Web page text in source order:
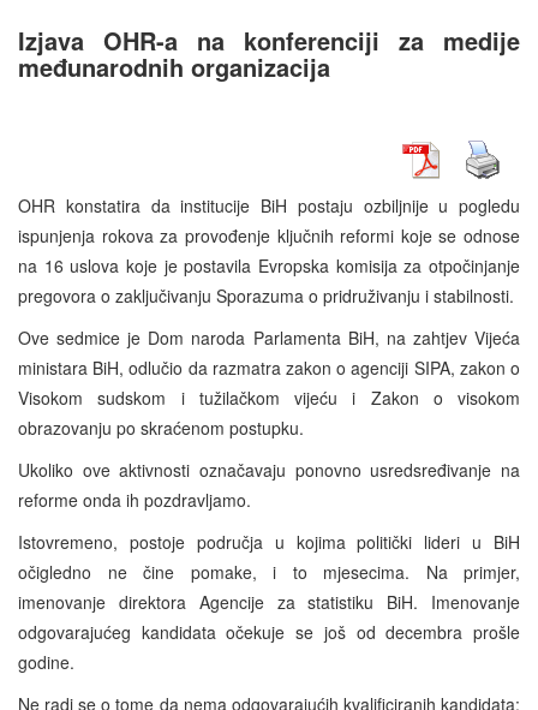
Izjava OHR-a na konferenciji za medije
međunarodnih organizacija
OHR konstatira da institucije BiH postaju ozbiljnije u pogledu
ispunjenja rokova za provođenje ključnih reformi koje se odnose
na 16 uslova koje je postavila Evropska komisija za otpočinjanje
pregovora o zaključivanju Sporazuma o pridruživanju i stabilnosti.
Ove sedmice je Dom naroda Parlamenta BiH, na zahtjev Vijeća
ministara BiH, odlučio da razmatra zakon o agenciji SIPA, zakon o
Visokom sudskom i tužilačkom vijeću i Zakon o visokom
obrazovanju po skraćenom postupku.
Ukoliko ove aktivnosti označavaju ponovno usredsređivanje na
reforme onda ih pozdravljamo.
Istovremeno, postoje područja u kojima politički lideri u BiH
očigledno ne čine pomake, i to mjesecima. Na primjer,
imenovanje direktora Agencije za statistiku BiH. Imenovanje
odgovarajućeg kandidata očekuje se još od decembra prošle
godine.
Ne radi se o tome da nema odgovarajućih kvalificiranih kandidata;